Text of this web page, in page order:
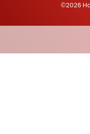
©2026